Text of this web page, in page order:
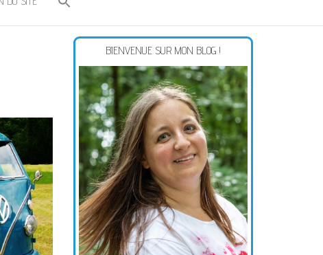
BIENVENUE SUR MON BLOG !